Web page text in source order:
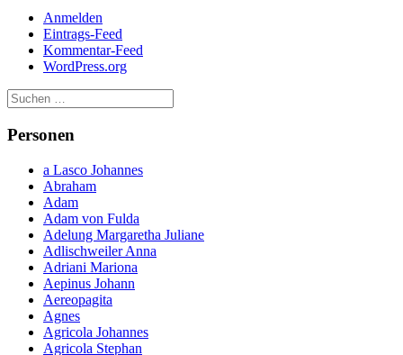
Anmelden
Eintrags-Feed
Kommentar-Feed
WordPress.org
Personen
a Lasco Johannes
Abraham
Adam
Adam von Fulda
Adelung Margaretha Juliane
Adlischweiler Anna
Adriani Mariona
Aepinus Johann
Aereopagita
Agnes
Agricola Johannes
Agricola Stephan